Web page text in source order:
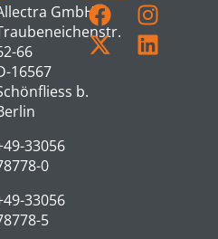
GmbH
66
16567
b.
33056
0
33056
5